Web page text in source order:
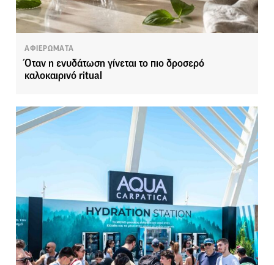
ΑΦΙΕΡΩΜΑΤΑ
Όταν η ενυδάτωση γίνεται το πιο δροσερό
καλοκαιρινό ritual